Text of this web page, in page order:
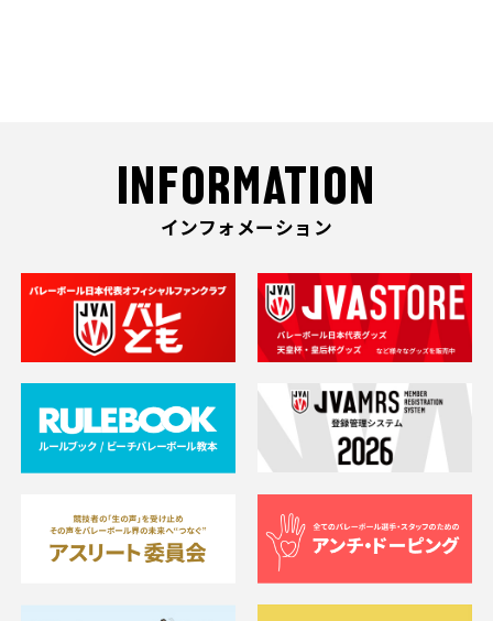
INFORMATION
インフォメーション